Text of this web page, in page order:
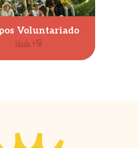
Voluntariado
idade +18